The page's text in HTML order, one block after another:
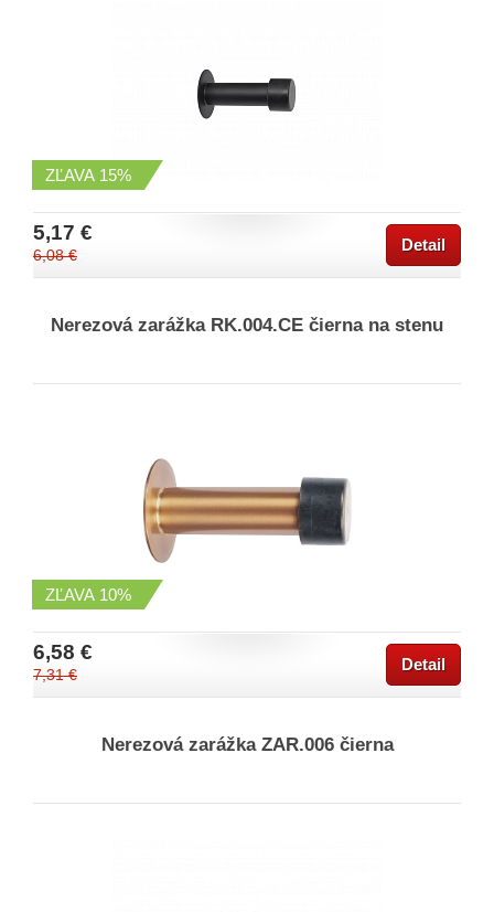
ZĽAVA 15%
5,17 €
6,08 €
Detail
Nerezová zarážka RK.004.CE čierna na stenu
ZĽAVA 10%
6,58 €
7,31 €
Detail
Nerezová zarážka ZAR.006 čierna